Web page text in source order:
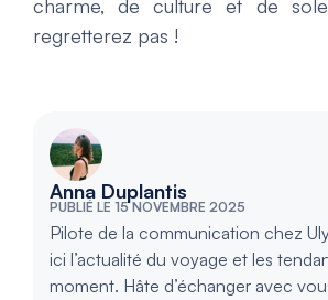
charme, de culture et de
regretterez pas !
Anna Duplantis
PUBLIÉ LE 15 NOVEMBRE 2025
Pilote de la communication chez
ici l’actualité du voyage et les
moment. Hâte d’échanger avec